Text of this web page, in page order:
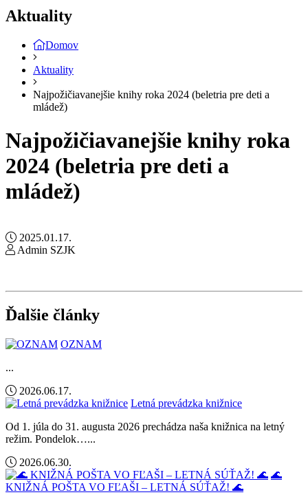
Aktuality
Domov
Aktuality
Najpožičiavanejšie knihy roka 2024 (beletria pre deti a
mládež)
Najpožičiavanejšie knihy roka
2024 (beletria pre deti a
mládež)
2025.01.17.
Admin SZJK
Ďalšie články
OZNAM
...
2026.06.17.
Letná prevádzka knižnice
Od 1. júla do 31. augusta 2026 prechádza naša knižnica na letný
režim. Pondelok…...
2026.06.30.
🌊
KNIŽNÁ POŠTA VO FĽAŠI – LETNÁ SÚŤAŽ! 🌊